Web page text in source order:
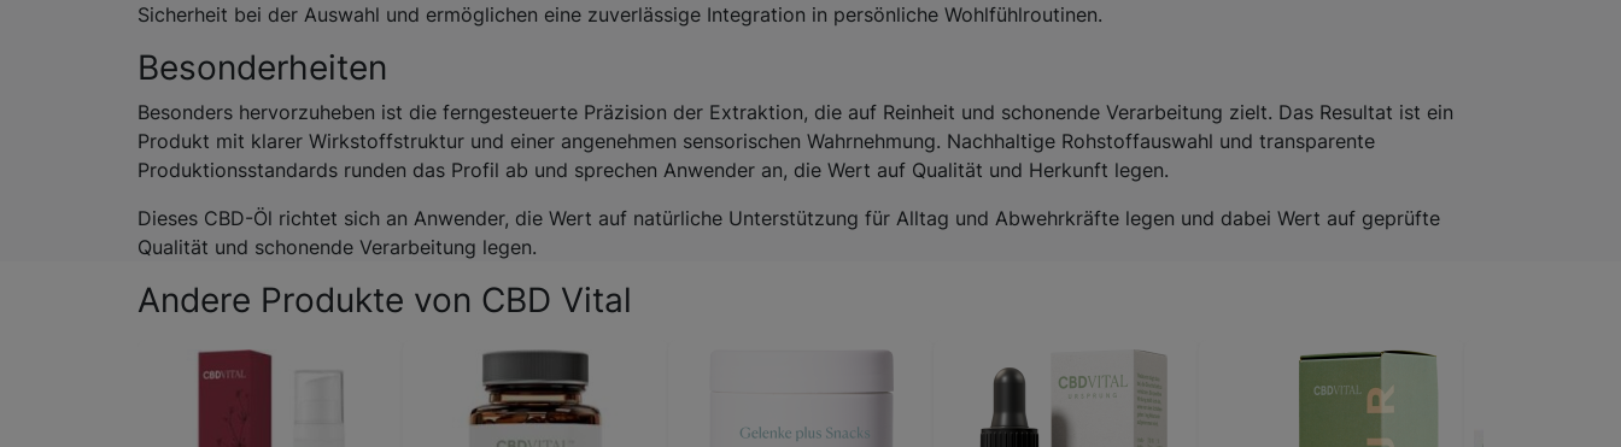
Sicherheit bei der Auswahl und ermöglichen eine zuverlässige Integration in persönliche Wohlfühlroutinen.
Besonderheiten
Besonders hervorzuheben ist die ferngesteuerte Präzision der Extraktion, die auf Reinheit und schonende Verarbeitung zielt. Das Resultat ist ein
Produkt mit klarer Wirkstoffstruktur und einer angenehmen sensorischen Wahrnehmung. Nachhaltige Rohstoffauswahl und transparente
Produktionsstandards runden das Profil ab und sprechen Anwender an, die Wert auf Qualität und Herkunft legen.
Dieses CBD-Öl richtet sich an Anwender, die Wert auf natürliche Unterstützung für Alltag und Abwehrkräfte legen und dabei Wert auf geprüfte
Qualität und schonende Verarbeitung legen.
Andere Produkte von CBD Vital